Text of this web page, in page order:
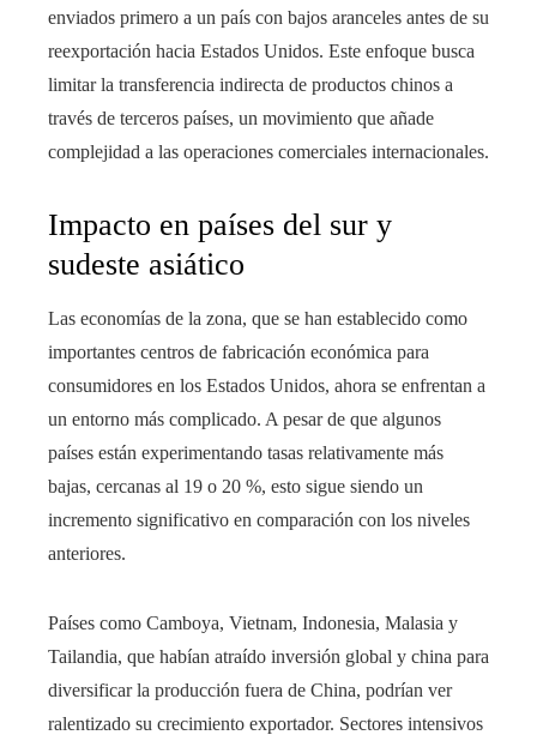
enviados primero a un país con bajos aranceles antes de su
reexportación hacia Estados Unidos. Este enfoque busca
limitar la transferencia indirecta de productos chinos a
través de terceros países, un movimiento que añade
complejidad a las operaciones comerciales internacionales.
Impacto en países del sur y
sudeste asiático
Las economías de la zona, que se han establecido como
importantes centros de fabricación económica para
consumidores en los Estados Unidos, ahora se enfrentan a
un entorno más complicado. A pesar de que algunos
países están experimentando tasas relativamente más
bajas, cercanas al 19 o 20 %, esto sigue siendo un
incremento significativo en comparación con los niveles
anteriores.
Países como Camboya, Vietnam, Indonesia, Malasia y
Tailandia, que habían atraído inversión global y china para
diversificar la producción fuera de China, podrían ver
ralentizado su crecimiento exportador. Sectores intensivos